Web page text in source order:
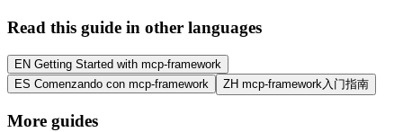
Read this guide in other languages
EN Getting Started with mcp-framework
ES Comenzando con mcp-framework ZH mcp-framework入门指南
More guides